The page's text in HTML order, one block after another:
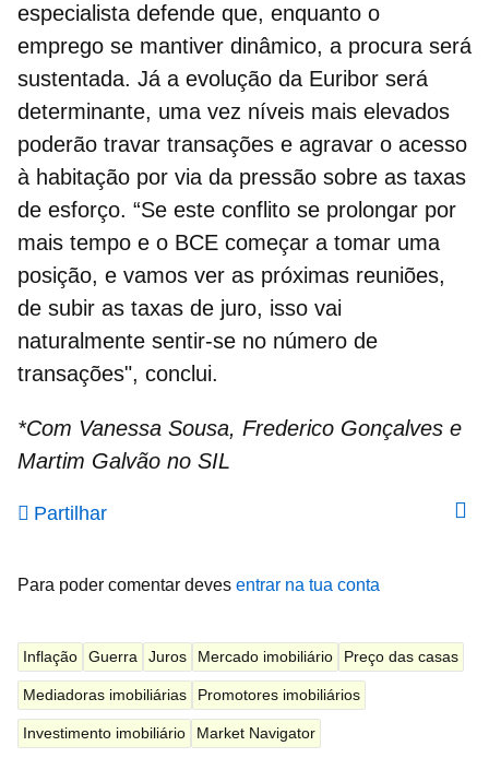
especialista defende que, enquanto o
emprego se mantiver dinâmico, a procura será
sustentada. Já a evolução da Euribor será
determinante, uma vez níveis mais elevados
poderão travar transações e agravar o acesso
à habitação por via da pressão sobre as taxas
de esforço. “Se este conflito se prolongar por
mais tempo e o BCE começar a tomar uma
posição, e vamos ver as próximas reuniões,
de subir as taxas de juro, isso vai
naturalmente sentir-se no número de
transações", conclui.
*Com Vanessa Sousa, Frederico Gonçalves e
Martim Galvão no SIL
Partilhar
Para poder comentar deves entrar na tua conta
Inflação Guerra Juros Mercado imobiliário Preço das casas
Mediadoras imobiliárias Promotores imobiliários
Investimento imobiliário Market Navigator